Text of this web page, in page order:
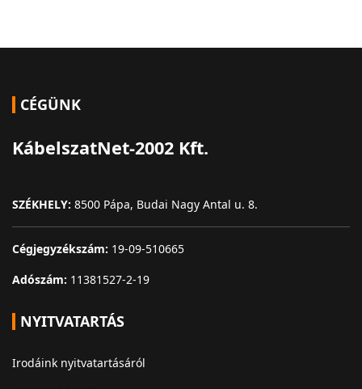
CÉGÜNK
KábelszatNet-2002 Kft.
SZÉKHELY: 8500 Pápa, Budai Nagy Antal u. 8.
Cégjegyzékszám: 19-09-510665
Adószám: 11381527-2-19
NYITVATARTÁS
Irodáink nyitvatartásáról